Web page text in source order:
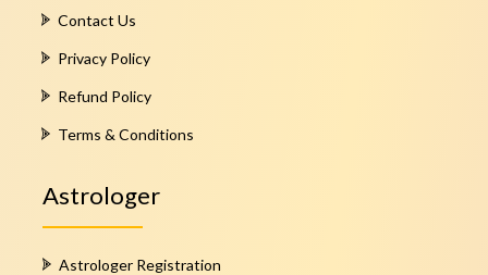
Contact Us
Privacy Policy
Refund Policy
Terms & Conditions
Astrologer
Astrologer Registration